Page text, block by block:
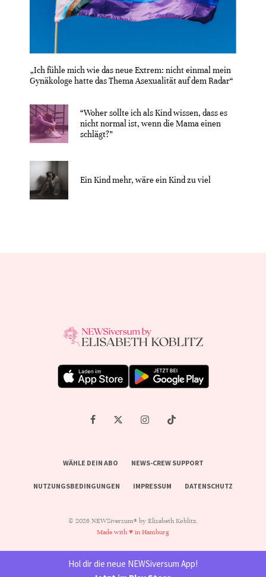
„Ich fühle mich wie das neue Extrem: nicht einmal mein
Gynäkologe hatte das Thema Asexualität auf dem Radar“
“Woher sollte ich als Kind wissen, dass es
nicht normal ist, wenn die Mama einen
schlägt?”
Ein Kind mehr, wäre ein Kind zu viel
WÄHLE DEIN ABO NEWS-CREW SUPPORT
NUTZUNGSBEDINGUNGEN IMPRESSUM DATENSCHUTZ
© 2026 NEWSiversum® by Elisabeth Koblitz.
Made with ♥ in Hamburg
Hol dir die neue NEWSiversum App!